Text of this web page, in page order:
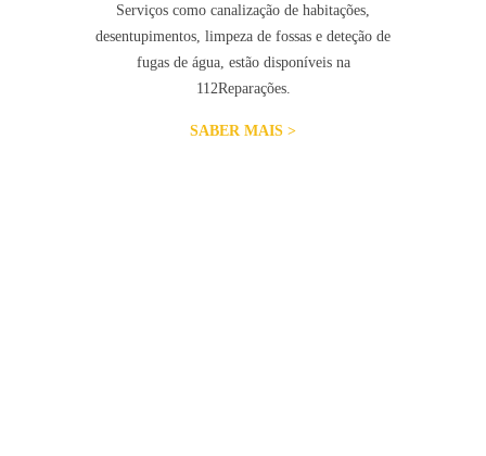
Serviços como canalização de habitações,
desentupimentos, limpeza de fossas e deteção de
fugas de água, estão disponíveis na
112Reparações.
SABER MAIS >